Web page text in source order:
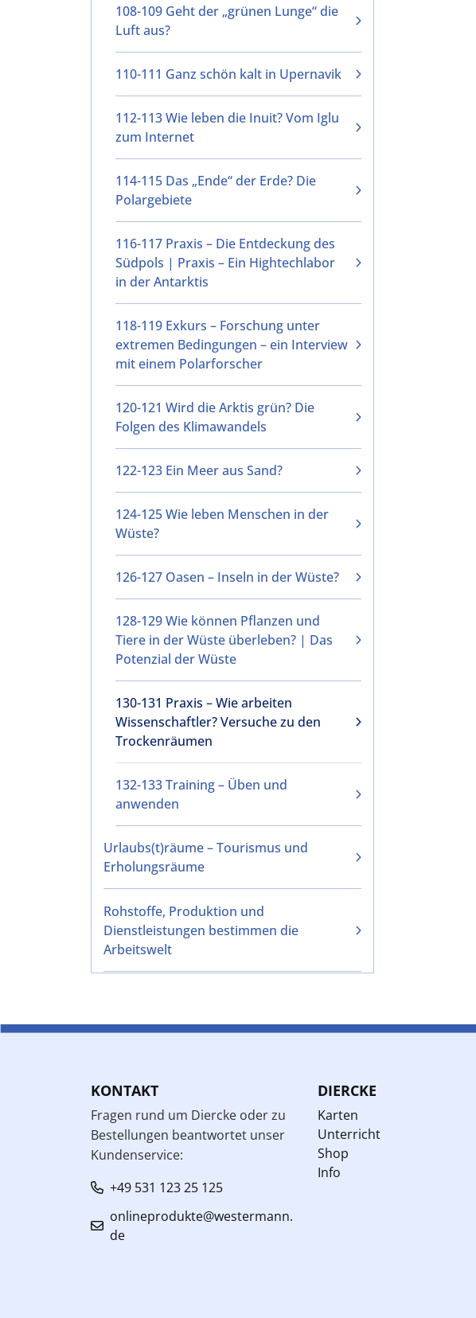
108-109 Geht der „grünen Lunge“ die
Luft aus?
110-111 Ganz schön kalt in Upernavik
112-113 Wie leben die Inuit? Vom Iglu
zum Internet
114-115 Das „Ende“ der Erde? Die
Polargebiete
116-117 Praxis – Die Entdeckung des
Südpols | Praxis – Ein Hightechlabor
in der Antarktis
118-119 Exkurs – Forschung unter
extremen Bedingungen – ein Interview
mit einem Polarforscher
120-121 Wird die Arktis grün? Die
Folgen des Klimawandels
122-123 Ein Meer aus Sand?
124-125 Wie leben Menschen in der
Wüste?
126-127 Oasen – Inseln in der Wüste?
128-129 Wie können Pflanzen und
Tiere in der Wüste überleben? | Das
Potenzial der Wüste
130-131 Praxis – Wie arbeiten
Wissenschaftler? Versuche zu den
Trockenräumen
132-133 Training – Üben und
anwenden
Urlaubs(t)räume – Tourismus und
Erholungsräume
Rohstoffe, Produktion und
Dienstleistungen bestimmen die
Arbeitswelt
KONTAKT
Fragen rund um Diercke oder zu
Bestellungen beantwortet unser
Kundenservice:
+49 531 123 25 125
onlineprodukte@westermann.
de
DIERCKE
Karten
Unterricht
Shop
Info